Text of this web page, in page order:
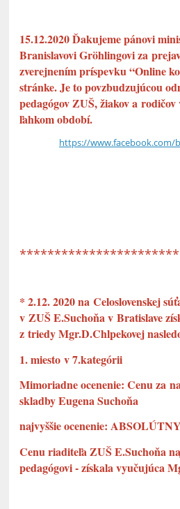
15.12.2020 Ďakujeme pánovi
Branislavovi Gröhlingovi za
zverejnením príspevku “Online
stránke. Je to povzbudzujúcou
pedagógov ZUŠ, žiakov a
ľahkom období.
https://www.facebook.com/
* 2.12. 2020 na Celoslovenskej
v ZUŠ E.Suchoňa v Bratislave
z triedy Mgr.D.Chlpekovej
1. miesto v 7.kategórii
Mimoriadne ocenenie: Cenu za
skladby Eugena Suchoňa
najvyššie ocenenie:
Cenu riaditeľa ZUŠ E.Suchoňa
pedagógovi - získala vyučujúca